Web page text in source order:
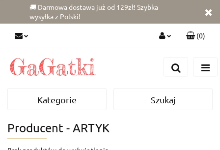
🚚 Darmowa dostawa już od 129zł! Szybka
wysyłka z Polski!
Zgody cookies
(0)
Kategorie Szukaj
Producent - ARTYK